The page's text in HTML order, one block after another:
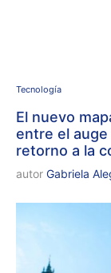
Tecnología
El nuevo
entre el
retorno a la
autor Gabriela